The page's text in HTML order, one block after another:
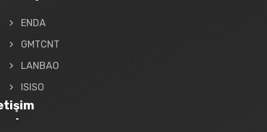
ENDA
GMTCNT
LANBAO
ISISO